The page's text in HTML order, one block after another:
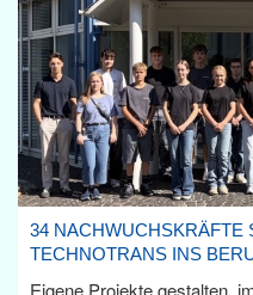
34 NACHWUCHSKRÄFTE
TECHNOTRANS INS
Eigene Projekte gestalten,